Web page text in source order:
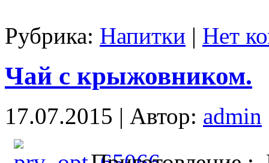
Рубрика: Напитки | Нет
Чай с крыжовником.
17.07.2015 | Автор: admin